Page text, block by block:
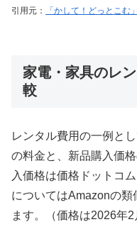
引用元： 「かして！どっとこむ
家電・家具のレ
較
レンタル費用の一例と
の料金と、新品購入価
入価格は価格ドットコ
についてはAmazonの
ます。（価格は2026年2